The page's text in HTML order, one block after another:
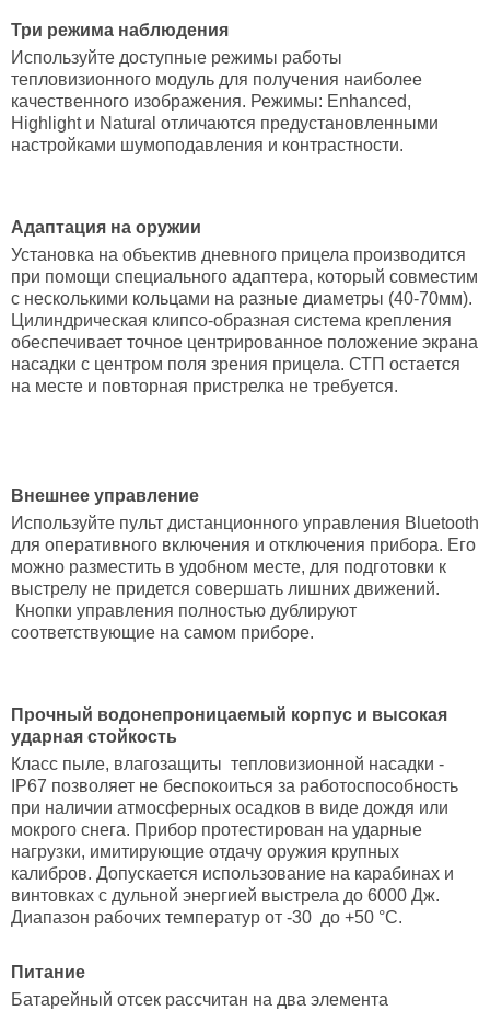
Три режима наблюдения
Используйте доступные режимы работы
тепловизионного модуль для получения наиболее
качественного изображения. Режимы: Enhanced,
Highlight и Natural отличаются предустановленными
настройками шумоподавления и контрастности.
Адаптация на оружии
Установка на объектив дневного прицела производится
при помощи специального адаптера, который совместим
с несколькими кольцами на разные диаметры (40-70мм).
Цилиндрическая клипсо-образная система крепления
обеспечивает точное центрированное положение экрана
насадки с центром поля зрения прицела. СТП остается
на месте и повторная пристрелка не требуется.
Внешнее управление
Используйте пульт дистанционного управления Bluetooth
для оперативного включения и отключения прибора. Его
можно разместить в удобном месте, для подготовки к
выстрелу не придется совершать лишних движений.
Кнопки управления полностью дублируют
соответствующие на самом приборе.
Прочный водонепроницаемый корпус и высокая
ударная стойкость
Класс пыле, влагозащиты тепловизионной насадки -
IP67 позволяет не беспокоиться за работоспособность
при наличии атмосферных осадков в виде дождя или
мокрого снега. Прибор протестирован на ударные
нагрузки, имитирующие отдачу оружия крупных
калибров. Допускается использование на карабинах и
винтовках с дульной энергией выстрела до 6000 Дж.
Диапазон рабочих температур от -30 до +50 °С.
Питание
Батарейный отсек рассчитан на два элемента